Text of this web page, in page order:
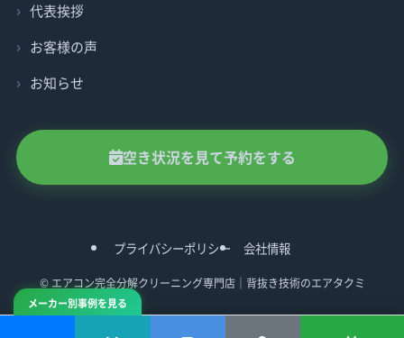
メーカー別事例を見る
代表挨拶
お客様の声
お知らせ
空き状況を見て予約をする
プライバシーポリシー 会社情報
©エアコン完全分解クリーニング専門店｜背抜き技術のエアタクミ